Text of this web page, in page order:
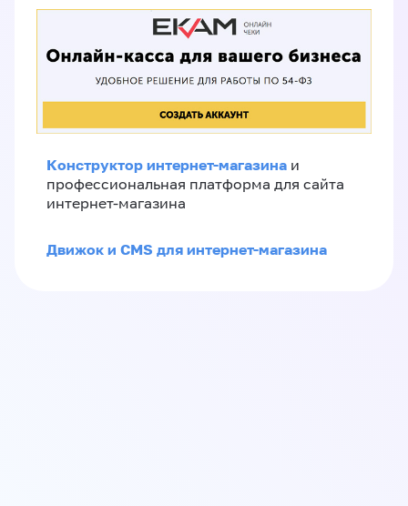
Конструктор интернет-магазина и
профессиональная платформа для сайта
интернет-магазина
Движок и CMS для интернет-магазина